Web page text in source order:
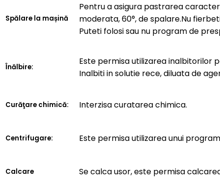
Spălare la mașină
Pentru a asigura pastrarea
moderata, 60°, de spalare.Nu
Puteti folosi sau nu program de
Înălbire:
Este permisa utilizarea inalbitorilor
Inalbiti in solutie rece, diluata de
Curăţare chimică: Interzisa curatarea chimica.
Centrifugare: Este permisa utilizarea unui
Calcare Se calca usor, este permisa